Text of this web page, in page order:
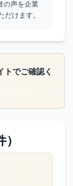
の声を企業
だけます。
トでご確認く
）